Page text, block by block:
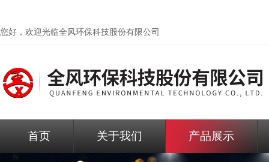
您好，欢迎光临全风环保科技股份有限公司
首页 关于我们 产品展示